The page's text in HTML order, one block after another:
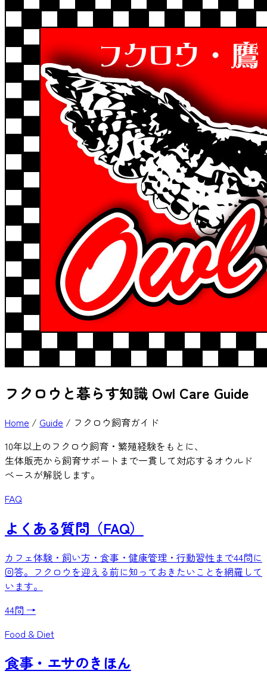
フクロウと暮らす知識 Owl Care Guide
Home / Guide / フクロウ飼育ガイド
10年以上のフクロウ飼育・繁殖経験をもとに、
生体販売から飼育サポートまで一貫して対応するオウルド
ベースが解説します。
FAQ
よくある質問（FAQ）
カフェ体験・飼い方・食事・健康管理・行動習性まで44問に
回答。フクロウを迎える前に知っておきたいことを網羅して
います。
44問 →
Food & Diet
食事・エサのきほん